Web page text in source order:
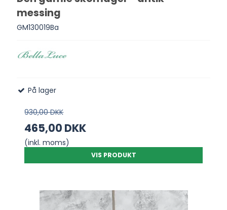
messing
GM130019Ba
På lager
930,00 DKK
465,00 DKK
(inkl. moms)
VIS PRODUKT